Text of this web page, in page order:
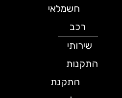
חשמלאי
שירותי
התקנות
התקנת